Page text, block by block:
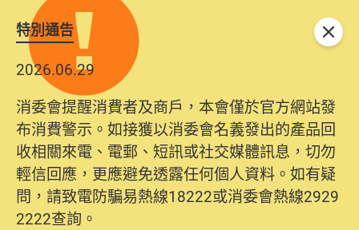
特別通告
2026.06.29
消委會提醒消費者及商戶，本會僅於官方網站發
布消費警示。如接獲以消委會名義發出的產品回
收相關來電、電郵、短訊或社交媒體訊息，切勿
輕信回應，更應避免透露任何個人資料。如有疑
問，請致電防騙易熱線18222或消委會熱線2929
2222查詢。
關閉